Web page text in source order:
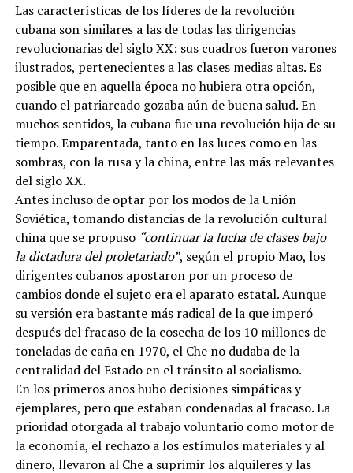
Las características de los líderes de la revolución
cubana son similares a las de todas las dirigencias
revolucionarias del siglo XX: sus cuadros fueron varones
ilustrados, pertenecientes a las clases medias altas. Es
posible que en aquella época no hubiera otra opción,
cuando el patriarcado gozaba aún de buena salud. En
muchos sentidos, la cubana fue una revolución hija de su
tiempo. Emparentada, tanto en las luces como en las
sombras, con la rusa y la china, entre las más relevantes
del siglo XX.
Antes incluso de optar por los modos de la Unión
Soviética, tomando distancias de la revolución cultural
china que se propuso “continuar la lucha de clases bajo
la dictadura del proletariado”, según el propio Mao, los
dirigentes cubanos apostaron por un proceso de
cambios donde el sujeto era el aparato estatal. Aunque
su versión era bastante más radical de la que imperó
después del fracaso de la cosecha de los 10 millones de
toneladas de caña en 1970, el Che no dudaba de la
centralidad del Estado en el tránsito al socialismo.
En los primeros años hubo decisiones simpáticas y
ejemplares, pero que estaban condenadas al fracaso. La
prioridad otorgada al trabajo voluntario como motor de
la economía, el rechazo a los estímulos materiales y al
dinero, llevaron al Che a suprimir los alquileres y las